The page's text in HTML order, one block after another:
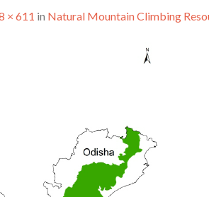
× 611 in Natural Mountain Climbing